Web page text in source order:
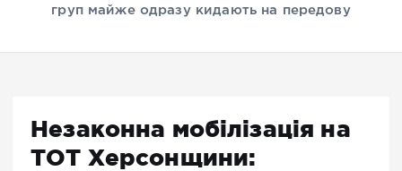
груп майже одразу кидають на передову
Незаконна мобілізація на
ТОТ Херсонщини: